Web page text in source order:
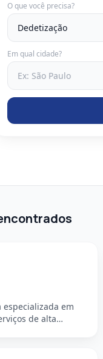
O que você precisa?
Em qual cidade?
especializada em
de alta